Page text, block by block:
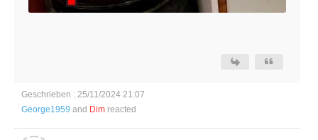
Geschrieben : 25/11/2024 21:07
George1959 and Dim reacted